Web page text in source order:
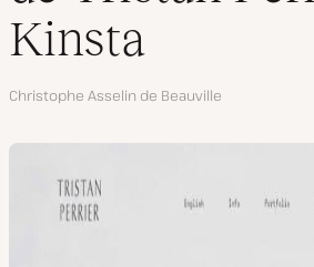
Kinsta
Auteur
Christophe Asselin de Beauville